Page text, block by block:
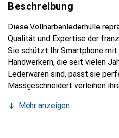
Beschreibung
Diese Vollnarbenlederhülle
Qualität und Expertise der
Sie schützt Ihr Smartphone mit
Handwerkern, die seit vielen
Lederwaren sind, passt sie
Massgeschneidert verleihen
unverzichtbaren Accessoire
die Marke Noreve eine sichere
Mehr anzeigen